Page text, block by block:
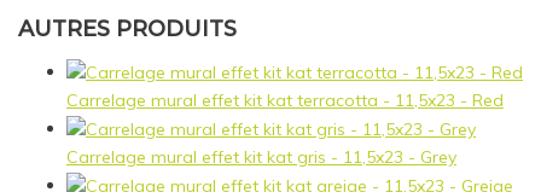
AUTRES PRODUITS
Carrelage mural effet kit kat terracotta - 11,5x23 - Red
Carrelage mural effet kit kat gris - 11,5x23 - Grey